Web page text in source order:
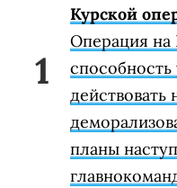
Курской
Операция на
действовать
планы